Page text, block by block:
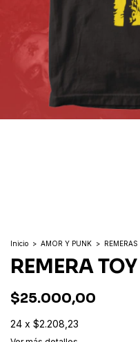
Inicio > AMOR Y PUNK > REMERAS
REMERA
$25.000,00
24 x $2.208,23